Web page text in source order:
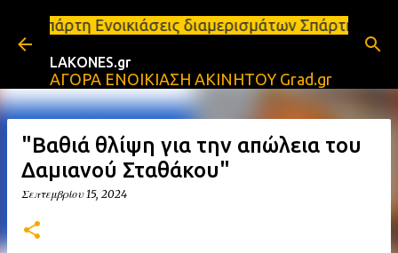
Μετάβαση στο κύριο περιεχόμενο
διαμερισμάτων Σπάρτη και Λακωνία
LAKONES.gr
ΑΓΟΡΑ ΕΝΟΙΚΙΑΣΗ ΑΚΙΝΗΤΟΥ Grad.gr
"Βαθιά θλίψη για την απώλεια του
Δαμιανού Σταθάκου"
Σεπτεμβρίου 15, 2024